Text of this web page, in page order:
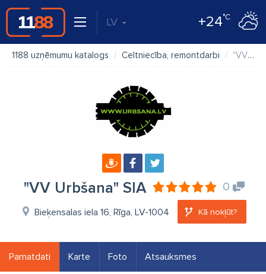
LV +24°C
1188 uzņēmumu katalogs Celtniecība, remontdarbi "VV Urbšana" SIA
"VV Urbšana" SIA 0
Bieķensalas iela 16, Rīga, LV-1004 Kā nokļūt?
Pamatdati Karte Foto Atsauksmes